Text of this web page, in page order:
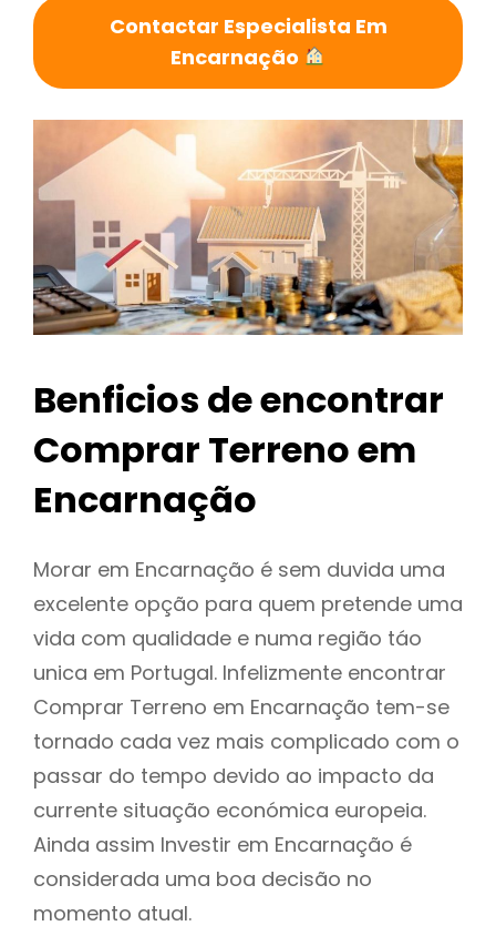
Contactar Especialista Em
Encarnação
Benficios de encontrar
Comprar Terreno em
Encarnação
Morar em Encarnação é sem duvida uma
excelente opção para quem pretende uma
vida com qualidade e numa região táo
unica em Portugal. Infelizmente encontrar
Comprar Terreno em Encarnação tem-se
tornado cada vez mais complicado com o
passar do tempo devido ao impacto da
currente situação económica europeia.
Ainda assim Investir em Encarnação é
considerada uma boa decisão no
momento atual.